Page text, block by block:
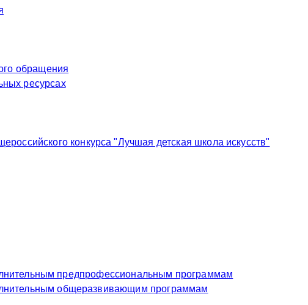
обращения
ресурсах
конкурса "Лучшая детская школа искусств"
в учреждение по дополнительным предпрофессиональным программам
в учреждение по дополнительным общеразвивающим программам